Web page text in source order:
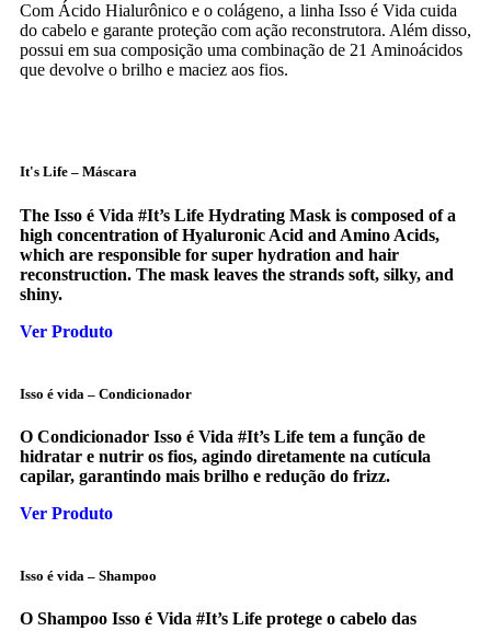
Com Ácido Hialurônico e o colágeno, a linha Isso é Vida cuida
do cabelo e garante proteção com ação reconstrutora. Além disso,
possui em sua composição uma combinação de 21 Aminoácidos
que devolve o brilho e maciez aos fios.
It's Life – Máscara
The Isso é Vida #It’s Life Hydrating Mask is composed of a
high concentration of Hyaluronic Acid and Amino Acids,
which are responsible for super hydration and hair
reconstruction. The mask leaves the strands soft, silky, and
shiny.
Ver Produto
Isso é vida – Condicionador
O Condicionador Isso é Vida #It’s Life tem a função de
hidratar e nutrir os fios, agindo diretamente na cutícula
capilar, garantindo mais brilho e redução do frizz.
Ver Produto
Isso é vida – Shampoo
O Shampoo Isso é Vida #It’s Life protege o cabelo das